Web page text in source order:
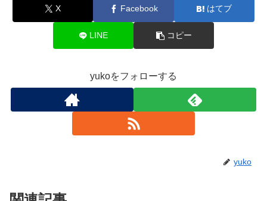
X Facebook はてブ
LINE コピー
yukoをフォローする
yuko